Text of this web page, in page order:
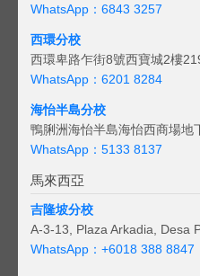
WhatsApp：6843 3257
西環分校
西環卑路乍街8號西寶城2樓
WhatsApp：6201 8284
海怡半島分校
鴨脷洲海怡半島海怡西商場地
WhatsApp：5133 8137
馬來西亞
吉隆坡分校
A-3-13, Plaza Arkadia, Desa
WhatsApp： +6018 388 8847